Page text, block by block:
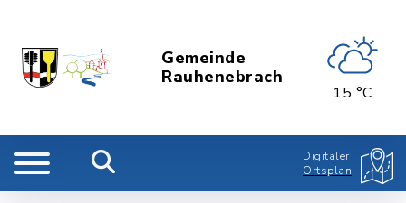
Gemeinde
Rauhenebrach
15 °C
Digitaler
Ortsplan